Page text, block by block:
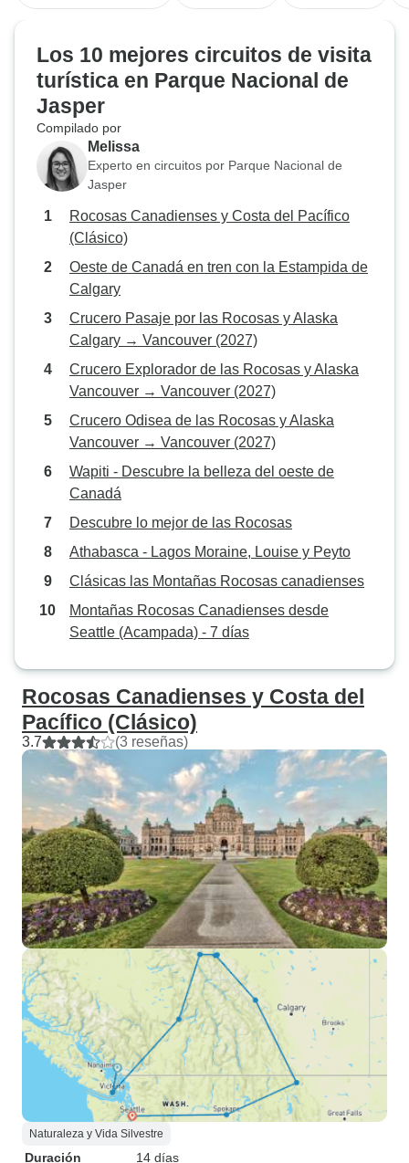
Los 10 mejores circuitos de visita
turística en Parque Nacional de
Jasper
Compilado por
Melissa
Experto en circuitos por Parque Nacional de
Jasper
Rocosas Canadienses y Costa del Pacífico
(Clásico)
Oeste de Canadá en tren con la Estampida de
Calgary
Crucero Pasaje por las Rocosas y Alaska
Calgary → Vancouver (2027)
Crucero Explorador de las Rocosas y Alaska
Vancouver → Vancouver (2027)
Crucero Odisea de las Rocosas y Alaska
Vancouver → Vancouver (2027)
Wapiti - Descubre la belleza del oeste de
Canadá
Descubre lo mejor de las Rocosas
Athabasca - Lagos Moraine, Louise y Peyto
Clásicas las Montañas Rocosas canadienses
Montañas Rocosas Canadienses desde
Seattle (Acampada) - 7 días
Rocosas Canadienses y Costa del
Pacífico (Clásico)
3.7 (3 reseñas)
Naturaleza y Vida Silvestre
Duración
14 días